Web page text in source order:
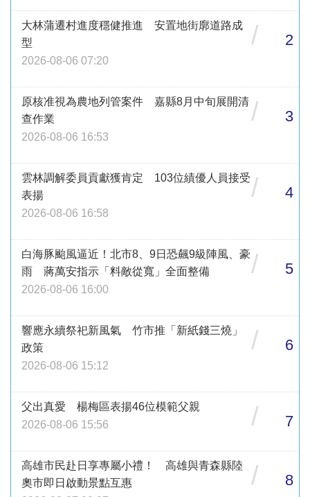
大林蒲遷村進度穩健推進 安置地街廓道路成
型
2026-08-06 07:20
/ 2
原核准視為農地列管案件 嘉縣8月中旬展開清
查作業
2026-08-06 16:53
/ 3
雲林調解委員貢獻獲肯定 103位績優人員接受
表揚
2026-08-06 16:58
/ 4
白海豚颱風逼近！北市8、9日恐飆9級陣風、豪
雨 蔣萬安指示「料敵從寬」全面整備
2026-08-06 16:00
/ 5
響應永續祭祀新風氣 竹市推「新紙錢三燒」
政策
2026-08-06 15:12
/ 6
父出真愛 楊梅區表揚46位模範父親
2026-08-06 15:56
/ 7
高雄市民赴日享專屬小禮！ 高雄與青森縣陸
奧市即日啟動景點互惠
/ 8